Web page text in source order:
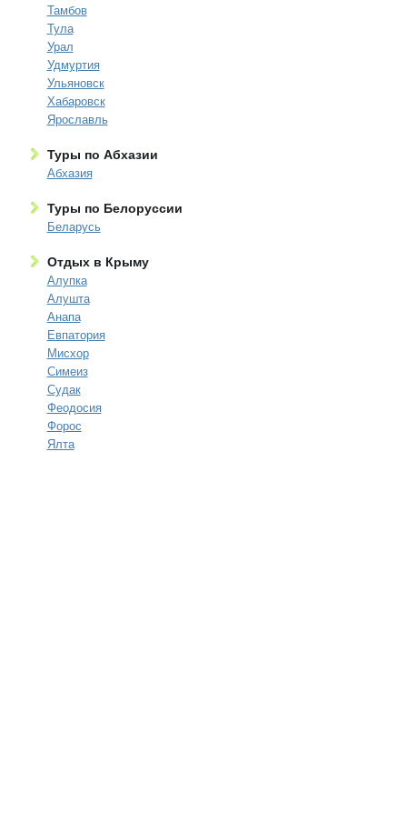
Тамбов
Тула
Урал
Удмуртия
Ульяновск
Хабаровск
Ярославль
Туры по Абхазии
Абхазия
Туры по Белоруссии
Беларусь
Отдых в Крыму
Алупка
Алушта
Анапа
Евпатория
Мисхор
Симеиз
Судак
Феодосия
Форос
Ялта